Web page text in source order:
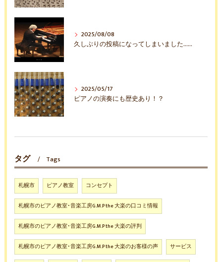
2025/08/08
久しぶりの投稿になってしまいました……
2025/05/17
ピアノの演奏にも歴史あり！？
タグ Tags
札幌市 ピアノ教室 コンセプト
札幌市のピアノ教室･音楽工房G.M.P the 大楽の口コミ情報
札幌市のピアノ教室･音楽工房G.M.P the 大楽の評判
札幌市のピアノ教室･音楽工房G.M.P the 大楽のお客様の声 サービス